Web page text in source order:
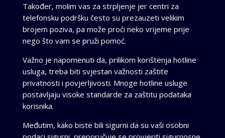
Također, molim vas za strpljenje jer centri za
telefonsku podršku često su prezauzeti velikim
brojem poziva, pa može proći neko vrijeme prije
nego što vam se pruži pomoć.
Važno je napomenuti da, prilikom korištenja hotline
usluga, treba biti svjestan važnosti zaštite
privatnosti i povjerljivosti. Mnoge hotline usluge
postavljaju visoke standarde za zaštitu podataka
korisnika.
Međutim, kako biste bili sigurni da su vaši osobni